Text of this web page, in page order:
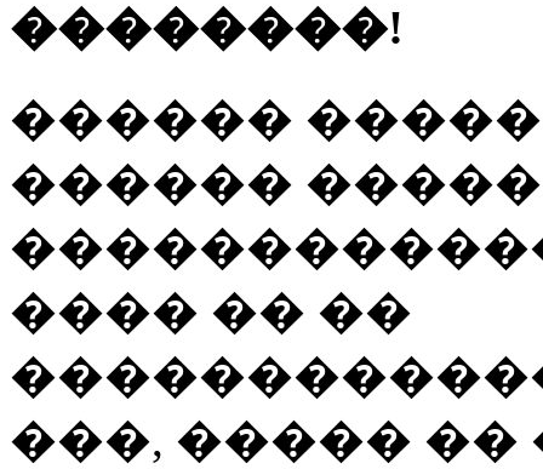
��������!
������
������
���� �� ��
���, ����� ��